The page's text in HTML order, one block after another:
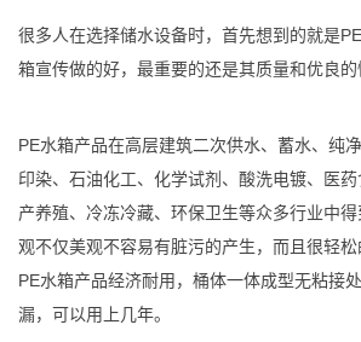
很多人在选择储水设备时，首先想到的就是
箱宣传做的好，最重要的还是其质量和优良的
PE水箱产品在高层建筑二次供水、蓄水、纯
印染、石油化工、化学试剂、酸洗电镀、医
产养殖、冷冻冷藏、环保卫生等众多行业中
观不仅美观不容易有脏污的产生，而且很轻松
PE水箱产品经济耐用，桶体一体成型无粘接
漏，可以用上几年。